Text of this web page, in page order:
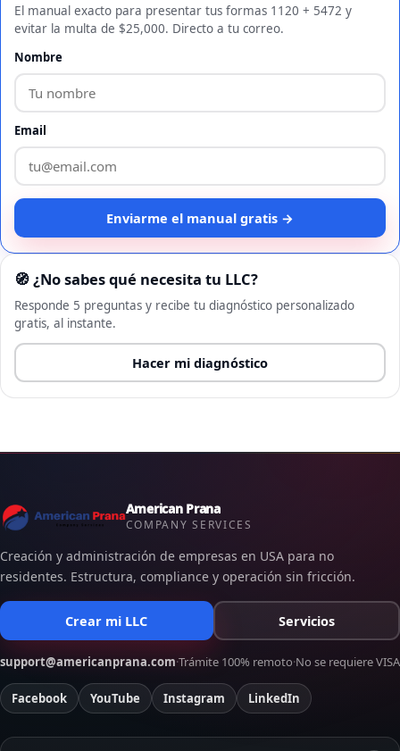
El manual exacto para presentar tus formas 1120 + 5472 y
evitar la multa de $25,000. Directo a tu correo.
Nombre
Email
Enviarme el manual gratis →
🧭 ¿No sabes qué necesita tu LLC?
Responde 5 preguntas y recibe tu diagnóstico personalizado
gratis, al instante.
Hacer mi diagnóstico
American Prana
COMPANY SERVICES
Creación y administración de empresas en USA para no
residentes. Estructura, compliance y operación sin fricción.
Crear mi LLC Servicios
support@americanprana.com·Trámite 100% remoto·No se requiere VISA
Facebook YouTube Instagram LinkedIn